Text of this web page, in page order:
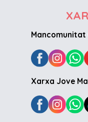
Mancomunitat
Xarxa Jove